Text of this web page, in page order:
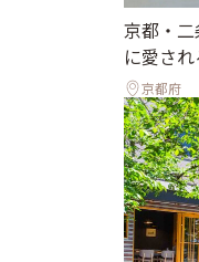
京都・
に愛さ
京都府